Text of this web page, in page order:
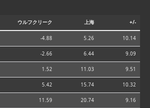
ウルフクリーク 上海 +/-
-4.88 5.26 10.14
-2.66 6.44 9.09
1.52 11.03 9.51
5.42 15.74 10.32
11.59 20.74 9.16